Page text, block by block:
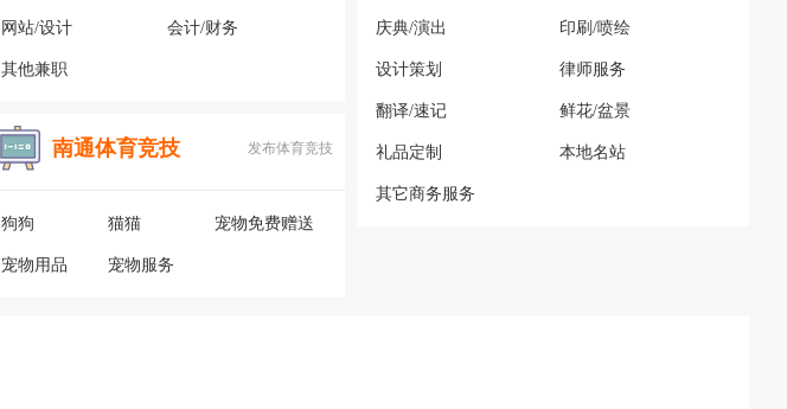
网站/设计 会计/财务
其他兼职
南通体育竞技 发布体育竞技
狗狗 猫猫 宠物免费赠送
宠物用品 宠物服务
庆典/演出 印刷/喷绘
设计策划 律师服务
翻译/速记 鲜花/盆景
礼品定制 本地名站
其它商务服务